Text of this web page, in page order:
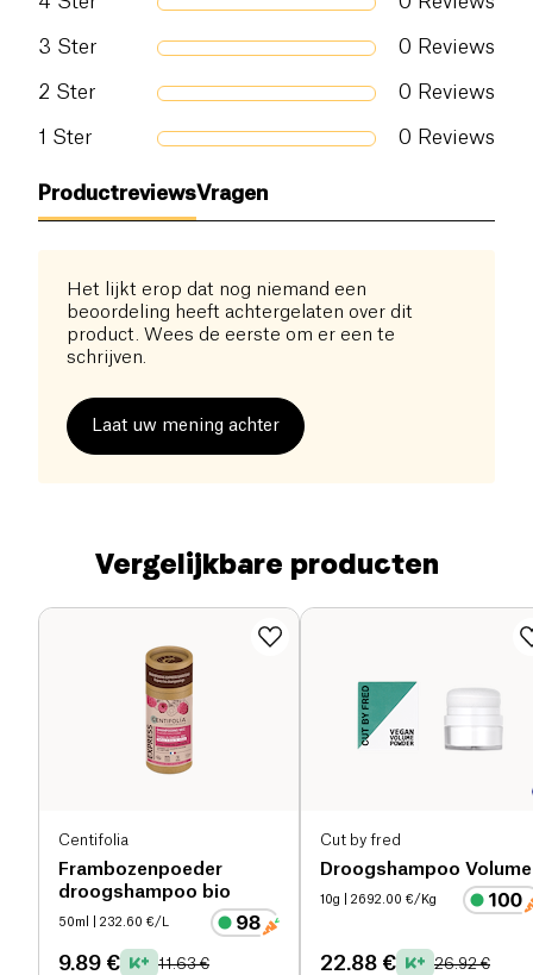
3 Ster 0 Reviews
2 Ster 0 Reviews
1 Ster 0 Reviews
ProductreviewsVragen
Het lijkt erop dat nog niemand een
beoordeling heeft achtergelaten over dit
product. Wees de eerste om er een te
schrijven.
Laat uw mening achter
Vergelijkbare producten
Centifolia
Frambozenpoeder
droogshampoo bio
50ml | 232.60 €/L
9.89 € 11.63 €
Cut by fred
Droogshampoo Volume
10g | 2692.00 €/Kg
22.88 € 26.92 €